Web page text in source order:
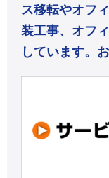
ス移転やオフ
装工事、オフ
しています。